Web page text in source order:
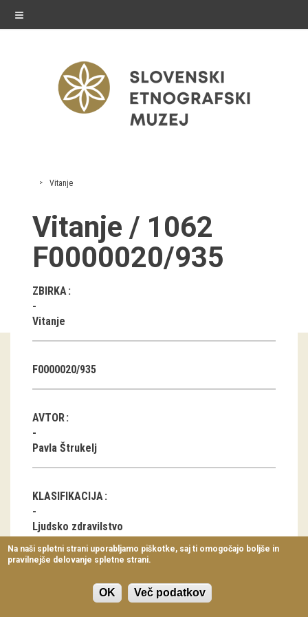
≡
razstave
Stalne razstave
Občasne razstave
Gostovanja
E-razstave
Virtualni sprehodi
Arhiv razstav
dogodki
Prireditve
Predavanja
Delavnice
Vodeni ogledi
Vitanje
Vitanje / 1062
F0000020/935
ZBIRKA
Vitanje
F0000020/935
AVTOR
Pavla Štrukelj
KLASIFIKACIJA
Ljudsko zdravilstvo
Na naši spletni strani uporabljamo piškotke, saj ti omogočajo boljše in
pravilnejše delovanje spletne strani.
OK Več podatkov